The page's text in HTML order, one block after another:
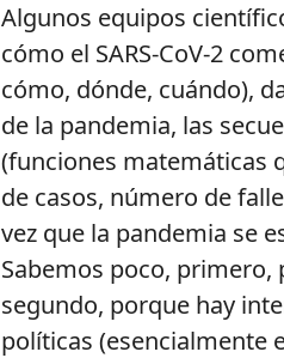
Algunos equipos
cómo el SARS-CoV-2
cómo, dónde, cuándo),
de la pandemia, las
(funciones matemáticas
de casos, número de
vez que la pandemia se
Sabemos poco,
segundo, porque hay
políticas (esencialmente